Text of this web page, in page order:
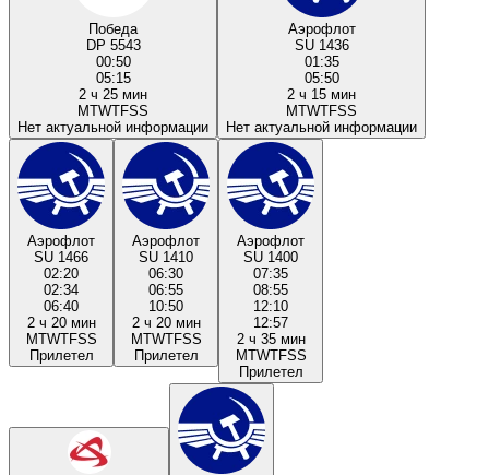
Победа
DP 5543
00:50
05:15
2 ч 25 мин
MTWTFSS
Нет актуальной информации
Аэрофлот
SU 1436
01:35
05:50
2 ч 15 мин
MTWTFSS
Нет актуальной информации
Аэрофлот
SU 1466
02:20
02:34
06:40
2 ч 20 мин
MTWTFSS
Прилетел
Аэрофлот
SU 1410
06:30
06:55
10:50
2 ч 20 мин
MTWTFSS
Прилетел
Аэрофлот
SU 1400
07:35
08:55
12:10
12:57
2 ч 35 мин
MTWTFSS
Прилетел